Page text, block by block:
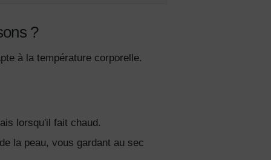
?
à la température corporelle.
lorsqu'il fait chaud.
la peau, vous gardant au sec